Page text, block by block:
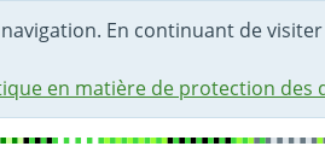
En continuant de
en matière de protection des